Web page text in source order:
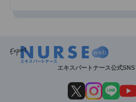
エキスパートナース公式